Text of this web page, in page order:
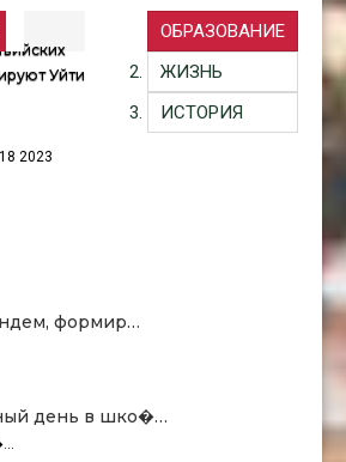
ОБРАЗОВАНИЕ
ЖИЗНЬ
ИСТОРИЯ
Уйти
2023
формир…
день в шко�…